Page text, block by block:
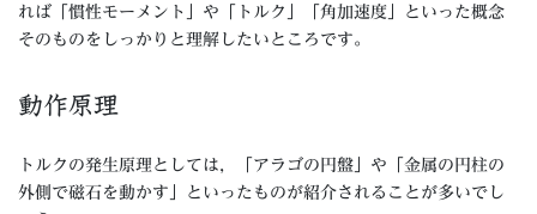
れば「慣性モーメント」や「トルク」「角加速度」といった概念
そのものをしっかりと理解したいところです。
動作原理
トルクの発生原理としては，「アラゴの円盤」や「金属の円柱の
外側で磁石を動かす」といったものが紹介されることが多いでし